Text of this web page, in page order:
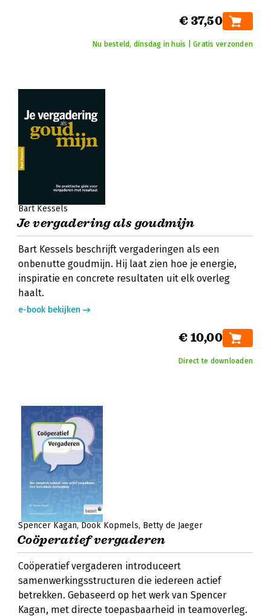
€ 37,50
Nu besteld, dinsdag in huis | Gratis verzonden
Bart Kessels
Je vergadering als goudmijn
Bart Kessels beschrijft vergaderingen als een
onbenutte goudmijn. Hij laat zien hoe je energie,
inspiratie en concrete resultaten uit elk overleg
haalt.
e-book bekijken
€ 10,00
Direct te downloaden
Spencer Kagan Dook Kopmels Betty de Jaeger
Coöperatief vergaderen
Coöperatief vergaderen introduceert
samenwerkingsstructuren die iedereen actief
betrekken. Gebaseerd op het werk van Spencer
Kagan, met directe toepasbaarheid in teamoverleg.